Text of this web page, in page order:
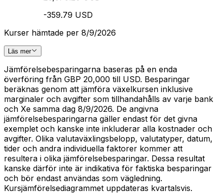
-359.79 USD
Kurser hämtade per 8/9/2026
Läs mer
Jämförelsebesparingarna baseras på en enda
överföring från GBP 20,000 till USD. Besparingar
beräknas genom att jämföra växelkursen inklusive
marginaler och avgifter som tillhandahålls av varje bank
och Xe samma dag 8/9/2026. De angivna
jämförelsebesparingarna gäller endast för det givna
exemplet och kanske inte inkluderar alla kostnader och
avgifter. Olika valutaväxlingsbelopp, valutatyper, datum,
tider och andra individuella faktorer kommer att
resultera i olika jämförelsebesparingar. Dessa resultat
kanske därför inte är indikativa för faktiska besparingar
och bör endast användas som vägledning.
Kursjämförelsediagrammet uppdateras kvartalsvis.